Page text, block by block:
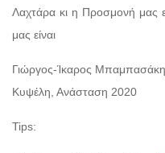
Λαχτάρα κι η Προσμονή μας
μας είναι
Γιώργος-Ίκαρος
Κυψέλη, Ανάσταση 2020
Tips: